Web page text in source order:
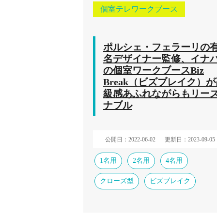
個室テレワークブース
ポルシェ・フェラーリの
名デザイナー監修、イナ
の個室ワークブースBiz
Break（ビズブレイク）
級感あふれながらもリー
ナブル
公開日：2022-06-02 更新日：2023-09-05
1名用 2名用 4名用
クローズ型 ビズブレイク